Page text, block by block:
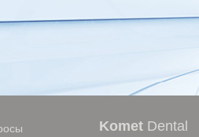
Komet Dental